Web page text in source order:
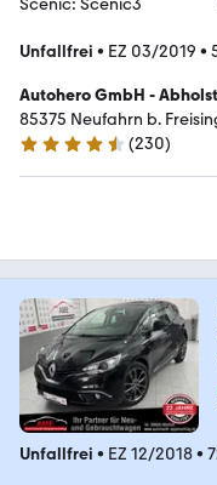
Unfallfrei • EZ 03/2019 •
Autohero GmbH -
85375 Neufahrn b.
4.4 Sterne
(230)
Unfallfrei • EZ 12/2018•